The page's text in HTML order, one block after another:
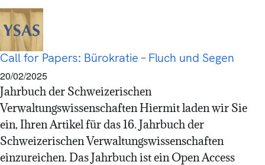
Call for Papers: Bürokratie – Fluch und Segen
20/02/2025
Jahrbuch der Schweizerischen
Verwaltungswissenschaften Hiermit laden wir Sie
ein, Ihren Artikel für das 16. Jahrbuch der
Schweizerischen Verwaltungswissenschaften
einzureichen. Das Jahrbuch ist ein Open Access